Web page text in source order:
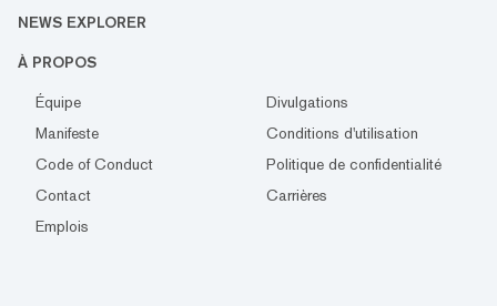
NEWS EXPLORER
À PROPOS
Équipe
Divulgations
Manifeste
Conditions d'utilisation
Code of Conduct
Politique de confidentialité
Contact
Carrières
Emplois